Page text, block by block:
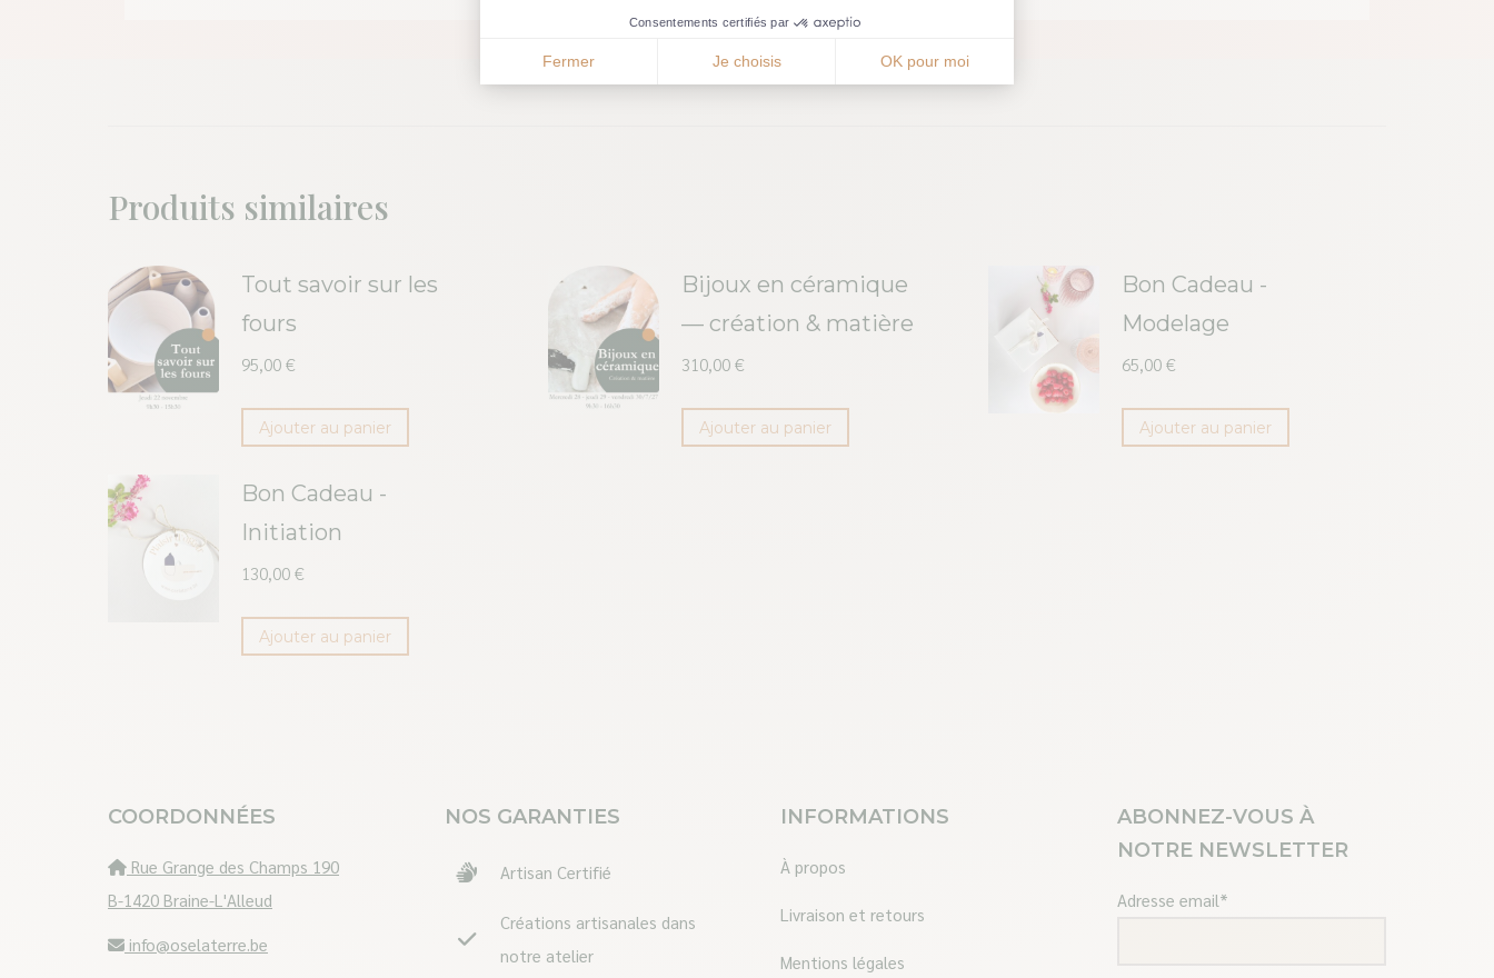
Produits similaires
Tout savoir sur les
fours
95,00 €
Ajouter au panier
Bijoux en céramique
— création & matière
310,00 €
Ajouter au panier
Bon Cadeau -
Modelage
65,00 €
Ajouter au panier
Bon Cadeau -
Initiation
130,00 €
Ajouter au panier
COORDONNÉES
Rue Grange des Champs 190
B-1420 Braine-L'Alleud
info@oselaterre.be
NOS GARANTIES
Artisan Certifié
Créations artisanales dans
notre atelier
INFORMATIONS
À propos
Livraison et retours
Mentions légales
ABONNEZ-VOUS À
NOTRE NEWSLETTER
Adresse email*
Consentements certifiés par
Fermer Je choisis OK pour moi